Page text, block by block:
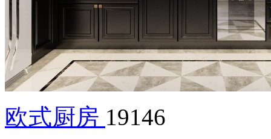
欧式厨房 19146